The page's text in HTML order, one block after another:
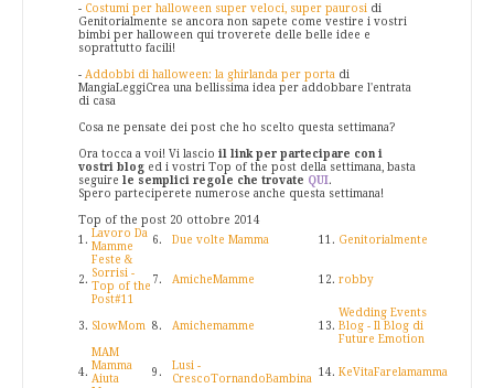
- Costumi per halloween super veloci, super paurosi di
Genitorialmente se ancora non sapete come vestire i vostri
bimbi per halloween qui troverete delle belle idee e
soprattutto facili!
- Addobbi di halloween: la ghirlanda per porta di
MangiaLeggiCrea una bellissima idea per addobbare l'entrata
di casa
Cosa ne pensate dei post che ho scelto questa settimana?
Ora tocca a voi! Vi lascio il link per partecipare con i
vostri blog ed i vostri Top of the post della settimana, basta
seguire le semplici regole che trovate QUI.
Spero parteciperete numerose anche questa settimana!
Top of the post 20 ottobre 2014
1.
Lavoro Da
Mamme
6. Due volte Mamma 11. Genitorialmente
2.
Feste &
Sorrisi -
Top of the
Post#11
7. AmicheMamme 12. robby
3. SlowMom 8. Amichemamme 13.
Wedding Events
Blog - Il Blog di
Future Emotion
4.
MAM
Mamma
Aiuta
9.
Lusi -
CrescoTornandoBambina
14. KeVitaFarelamamma